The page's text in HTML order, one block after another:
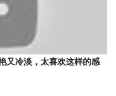
又冷淡，太喜欢这样的感